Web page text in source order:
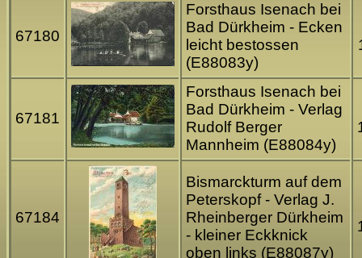
67180
Forsthaus Isenach bei
Bad Dürkheim - Ecken
leicht bestossen
(E88083y)
67181
Forsthaus Isenach bei
Bad Dürkheim - Verlag
Rudolf Berger
Mannheim (E88084y)
67184
Bismarckturm auf dem
Peterskopf - Verlag J.
Rheinberger Dürkheim
- kleiner Eckknick
oben links (E88087y)